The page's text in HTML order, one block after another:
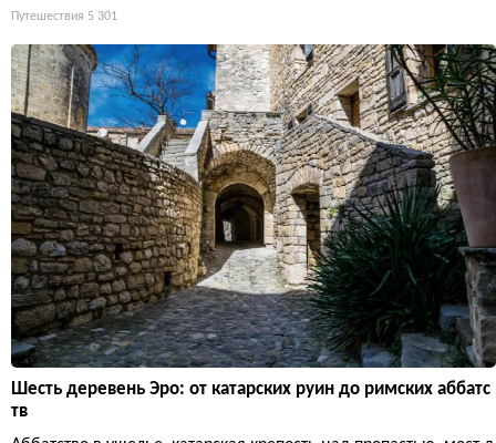
Путешествия 5 301
Шесть деревень Эро: от катарских руин до римских аббатс
тв